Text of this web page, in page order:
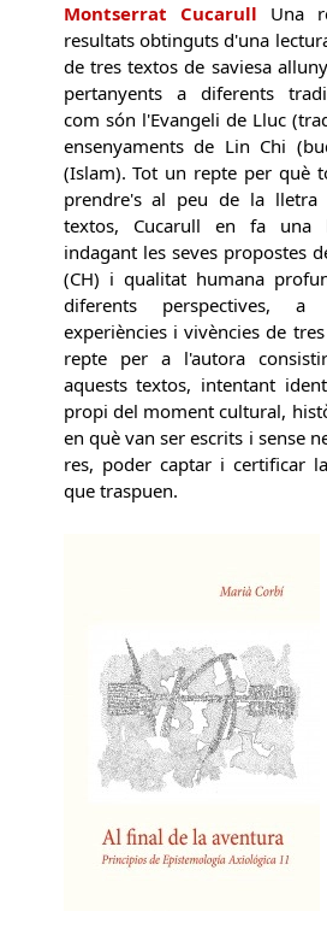
Montserrat Cucarull Una
resultats obtinguts d'una
de tres textos de saviesa
pertanyents a diferents
com són l'Evangeli de Lluc
ensenyaments de Lin Chi
(Islam). Tot un repte per què
prendre's al peu de la
textos, Cucarull en fa una
indagant les seves propostes
(CH) i qualitat humana
diferents perspectives,
experiències i vivències de
repte per a l'autora
aquests textos, intentant
propi del moment cultural,
en què van ser escrits i sense
res, poder captar i certificar
que traspuen.